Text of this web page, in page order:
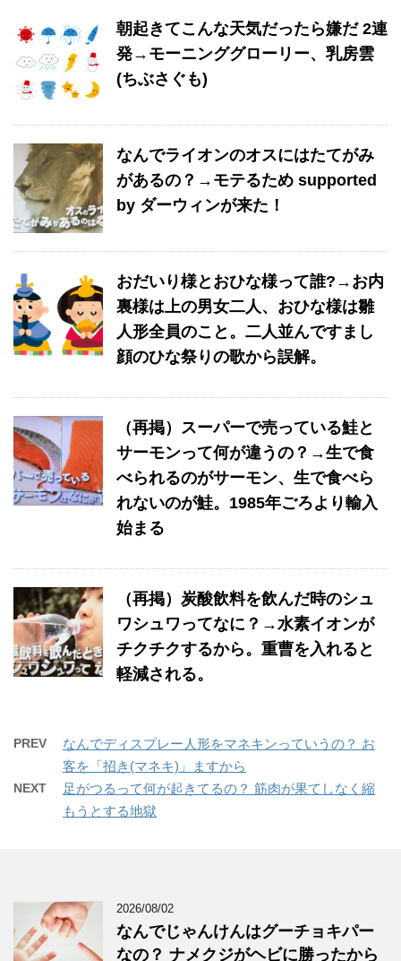
朝起きてこんな天気だったら嫌だ 2連
発→モーニンググローリー、乳房雲
(ちぶさぐも)
なんでライオンのオスにはたてがみ
があるの？→モテるため supported
by ダーウィンが来た！
おだいり様とおひな様って誰?→お内
裏様は上の男女二人、おひな様は雛
人形全員のこと。二人並んですまし
顔のひな祭りの歌から誤解。
（再掲）スーパーで売っている鮭と
サーモンって何が違うの？→生で食
べられるのがサーモン、生で食べら
れないのが鮭。1985年ごろより輸入
始まる
（再掲）炭酸飲料を飲んだ時のシュ
ワシュワってなに？→水素イオンが
チクチクするから。重曹を入れると
軽減される。
PREV
なんでディスプレー人形をマネキンっていうの？ お
客を「招き(マネキ)」ますから
NEXT
足がつるって何が起きてるの？ 筋肉が果てしなく縮
もうとする地獄
2026/08/02
なんでじゃんけんはグーチョキパー
なの？ ナメクジがヘビに勝ったから